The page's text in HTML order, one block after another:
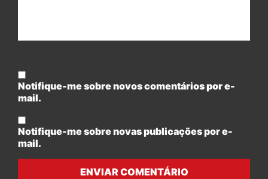
Notifique-me sobre novos comentários por e-
mail.
Notifique-me sobre novas publicações por e-
mail.
ENVIAR COMENTÁRIO